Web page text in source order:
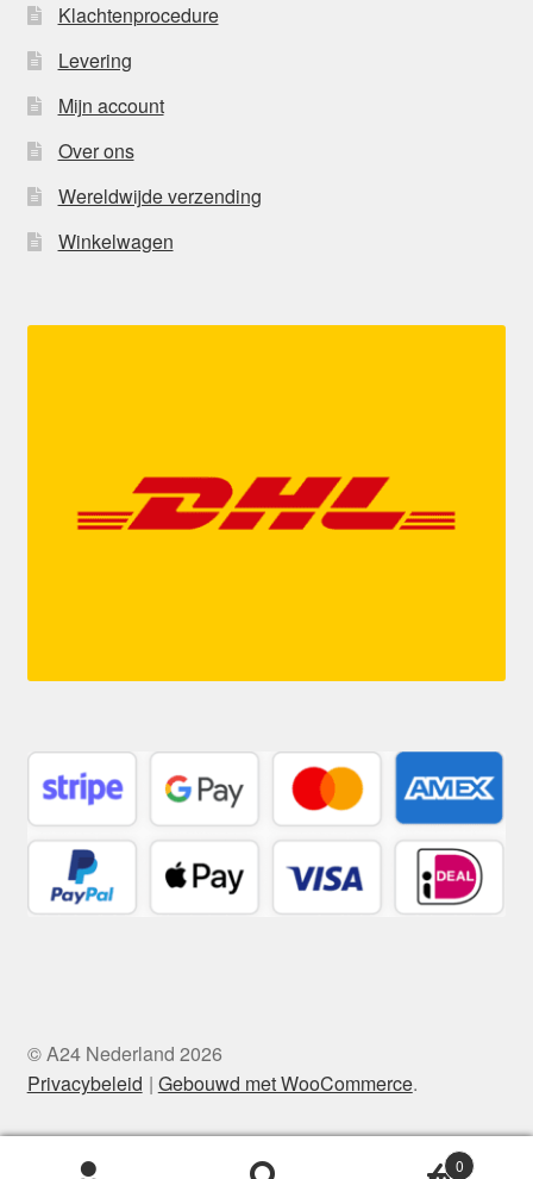
Klachtenprocedure
Levering
Mijn account
Over ons
Wereldwijde verzending
Winkelwagen
© A24 Nederland 2026
Privacybeleid
Gebouwd met WooCommerce.
0